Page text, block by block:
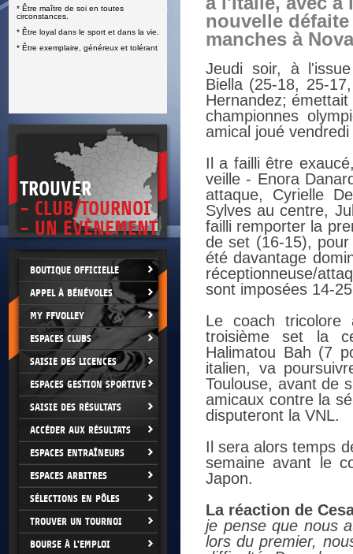
* Être maître de soi en toutes
circonstances.
* Être loyal dans le sport et dans la vie.
* Être exemplaire, généreux et tolérant
TROUVER
- CLUB/TOURNOI
- UN EVÈNEMENT
BOUTIQUE OFFICIELLE
APPEL À BÉNÉVOLES
MY FFVOLLEY
ESPACES CLUBS
SAISIE DES LICENCES
ESPACES GESTION SPORTIVE
SAISIE DES RÉSULTATS
ACCÉDER AUX RÉSULTATS
ESPACES ENTRAÎNEURS
ESPACES ARBITRES
SÉLECTIONS EN PÔLES
TROUVER UN TOURNOI
BOURSE À L'EMPLOI
nouvelle
manches à
Jeudi soir, à
Biella (25-18, 25-
Hernandez;
championnes
amical joué
Il a failli être
veille - Enora
attaque, Cyrielle
Sylves au centre,
failli remporter la
de set (16-15),
été davantage
réceptionneuse/
sont imposées 14-
Le coach
troisième set la
Halimatou Bah (7
italien, va
Toulouse, avant de
amicaux contre la
disputeront la VNL.
Il sera alors temps
semaine avant le
Japon.
La réaction de
je pense que nous
lors du premier,